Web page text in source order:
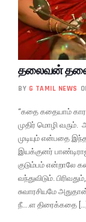
தலைவன்
BY G TAMIL NEWS
“கதை கதையாம்
முதிர் மொழி
முடியும் என்பதை
இயக்குனர்
குடும்பம் என்றாலே
வந்துவிடும்.
சுவாரசியமே
நீ….ள திரைக்கதை […]